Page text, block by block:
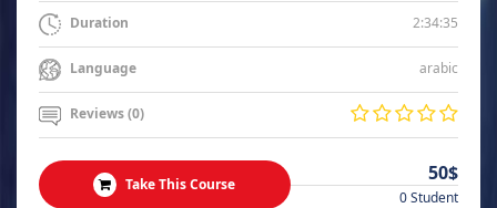
Duration 2:34:35
Language arabic
Reviews (0)
Take This Course 50$
0 Student